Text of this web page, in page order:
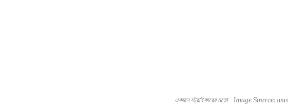
একজন স্ট্রাইকারের মতো– Image Source: